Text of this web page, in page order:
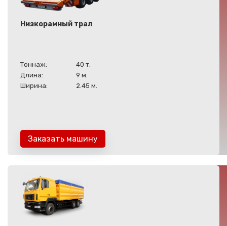
Низкорамный трал
Тоннаж:
40 т.
Длина:
9 м.
Ширина:
2.45 м.
Заказать машину